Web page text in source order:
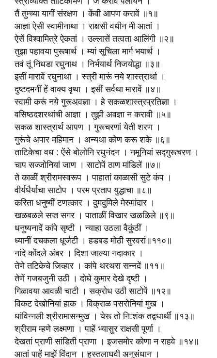
तैं तुम्च्या यागीं संरक्षण । केंवी आपण करावें ॥१॥
आज्ञा ऐसी स्वामीनाथा । राक्षसी वधीन मी आतां ।
ऐसें विश्वामित्रे ऐकतां । उल्लासें तत्वता आलिंगी ॥२॥
तुझा पहावया पुरूषार्थ । म्यां सूचिला मार्ग भयार्थ ।
तवं तूं निधडा रघुनाथ । निर्भयार्थ निजयोद्धा ॥३॥
इसीं मारावें रघुनाथा । स्त्री मारूं नये शास्त्रार्था ।
दुष्टदमनीं हें वाक्य वृथा । इसीं सर्वथा मारावें ॥४॥
स्वामी करूं नये गुरूअवज्ञा । हे सकळशास्त्रप्रतिज्ञा ।
वसिष्ठदशरथांची आज्ञा । तुझी अवज्ञा न करावी ॥५॥
सकळ शास्त्रार्थ आपण । गुरूचरणां येती शरण ।
गुरूंचे अपार महिमान । अन्यथा कोण करू शके ॥६॥
ताटिकेचा वध : ऐंसे बोलोनि रघुनंदन । नमूनियां सद्गुरूचरण ।
चाप सज्जोनियां जाण । साटोपें ठाण मांडिलें ॥७॥
ते काळीं श्रीरामस्वरूप । पाहातां काळासी सुटे कंप ।
वीर्यधैर्याचा साटोप । परम प्रताप युद्धाचा ॥८॥
करिता धनुष्यीं टणत्कार । दुमदुमिले मेरुमांदार ।
खळबळले सप्त सगर । पाताळीं विखार खळळिले ॥९॥
धनुष्यनादें कांपे सृष्टी । न्याहा उठला वैकुंठीं ।
ध्यानीं दचकला धूर्जटी । हडबड मोठी सुरवरां॥११०॥
नांदे कोंदले अंबर । दिशा जाल्या नदाकार ।
तेणे तटिकेचे जिव्हार । कांपे थरथरा सन्नदें ॥११॥
तेणें गजबजुनी उठी । दोघे कुमार देखे दृष्टी ।
गिळावया आवळी चाटी । सक्रोध उठी साटोपें ॥१२॥
विकट देखोनियां हाक । विक्राळ पसरोनियां मुख ।
धांविन्नली श्रीरामासन्मुख । येरू तो नि:शंक तद्वधार्थीं ॥१३॥
श्रीराम म्हणे लक्ष्मणा । पाहें भ्यासुर राक्षसी पूर्णा ।
देखतां प्राणी सांडिती प्राणा । इजसमोर कोणा न राहवे ॥१४॥
आतां पाहें माझें विंदान । हस्तलाघवी अनुसंधान ।